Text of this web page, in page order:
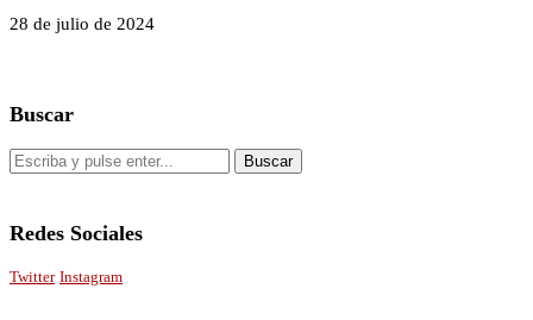
28 de julio de 2024
Buscar
Redes Sociales
Twitter Instagram